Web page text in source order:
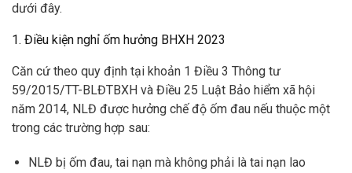
dưới đây.
1. Điều kiện nghỉ ốm hưởng BHXH 2023
Căn cứ theo quy định tại khoản 1 Điều 3 Thông tư
59/2015/TT-BLĐTBXH và Điều 25 Luật Bảo hiểm xã hội
năm 2014, NLĐ được hưởng chế độ ốm đau nếu thuộc một
trong các trường hợp sau:
NLĐ bị ốm đau, tai nạn mà không phải là tai nạn lao